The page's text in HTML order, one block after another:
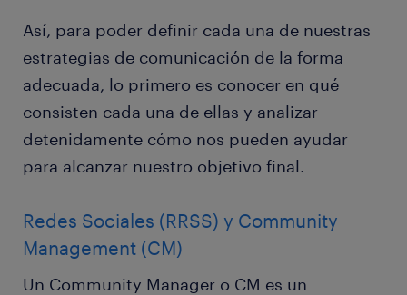
Así, para poder definir cada una de nuestras
estrategias de comunicación de la forma
adecuada, lo primero es conocer en qué
consisten cada una de ellas y analizar
detenidamente cómo nos pueden ayudar
para alcanzar nuestro objetivo final.
Redes Sociales (RRSS) y Community
Management (CM)
Un Community Manager o CM es un